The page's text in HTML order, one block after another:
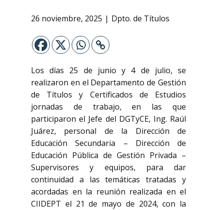
26 noviembre, 2025 Dpto. de Títulos
Los días 25 de junio y 4 de julio, se
realizaron en el Departamento de Gestión
de Títulos y Certificados de Estudios
jornadas de trabajo, en las que
participaron el Jefe del DGTyCE, Ing. Raúl
Juárez, personal de la Dirección de
Educación Secundaria – Dirección de
Educación Pública de Gestión Privada –
Supervisores y equipos, para dar
continuidad a las temáticas tratadas y
acordadas en la reunión realizada en el
CIIDEPT el 21 de mayo de 2024, con la